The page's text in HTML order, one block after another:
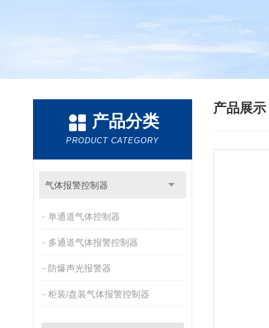
产品分类
PRODUCT CATEGORY
气体报警控制器
单通道气体控制器
多通道气体报警控制器
防爆声光报警器
柜装/盘装气体报警控制器
产品展示